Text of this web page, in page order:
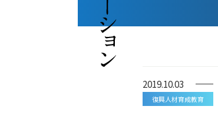
2019.10.03
復興人材育成教育